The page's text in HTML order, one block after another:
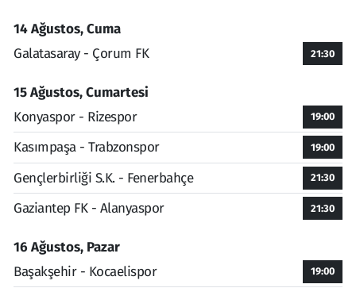
14 Ağustos, Cuma
Galatasaray - Çorum FK
21:30
15 Ağustos, Cumartesi
Konyaspor - Rizespor
19:00
Kasımpaşa - Trabzonspor 19:00
Gençlerbirliği S.K. - Fenerbahçe 21:30
Gaziantep FK - Alanyaspor 21:30
16 Ağustos, Pazar
Başakşehir - Kocaelispor
19:00